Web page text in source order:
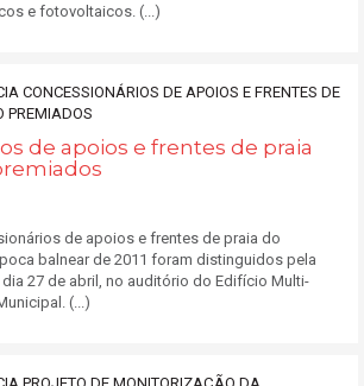
e fotovoltaicos. (...)
de apoios e frentes de praia
de apoios e frentes de praia do
balnear de 2011 foram distinguidos pela
27 de abril, no auditório do Edifício Multi-
(...)